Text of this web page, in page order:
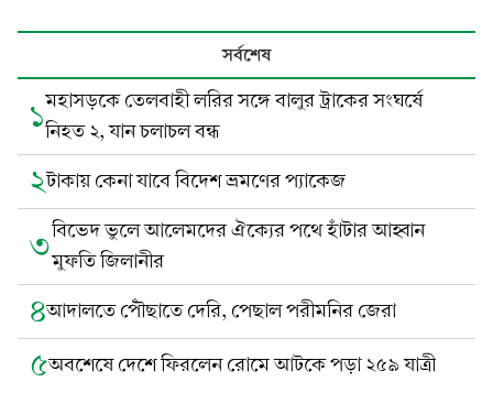
সর্বশেষ
১মহাসড়কে তেলবাহী লরির সঙ্গে বালুর ট্রাকের সংঘর্ষে
নিহত ২, যান চলাচল বন্ধ
২টাকায় কেনা যাবে বিদেশ ভ্রমণের প্যাকেজ
৩বিভেদ ভুলে আলেমদের ঐক্যের পথে হাঁটার আহ্বান
মুফতি জিলানীর
৪আদালতে পৌঁছাতে দেরি, পেছাল পরীমনির জেরা
৫অবশেষে দেশে ফিরলেন রোমে আটকে পড়া ২৫৯ যাত্রী